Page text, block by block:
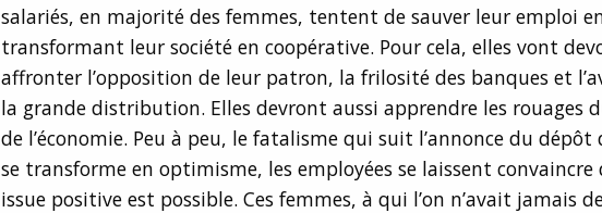
salariés, en majorité des femmes, tentent de sauver leur emploi
transformant leur société en coopérative. Pour cela, elles vont
affronter l’opposition de leur patron, la frilosité des banques et
la grande distribution. Elles devront aussi apprendre les rouages
de l’économie. Peu à peu, le fatalisme qui suit l’annonce du dépôt
se transforme en optimisme, les employées se laissent convaincre
issue positive est possible. Ces femmes, à qui l’on n’avait jamais